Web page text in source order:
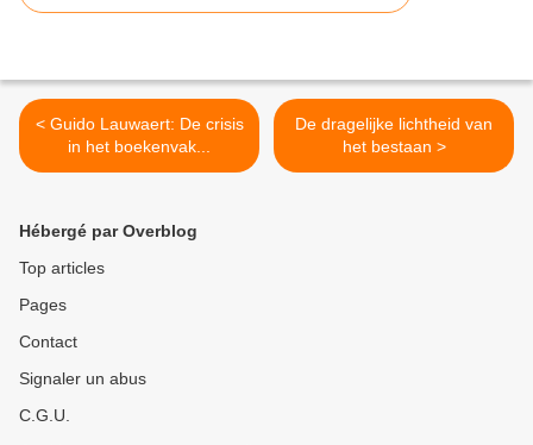
< Guido Lauwaert: De crisis
in het boekenvak...
De dragelijke lichtheid van
het bestaan >
Hébergé par Overblog
Top articles
Pages
Contact
Signaler un abus
C.G.U.